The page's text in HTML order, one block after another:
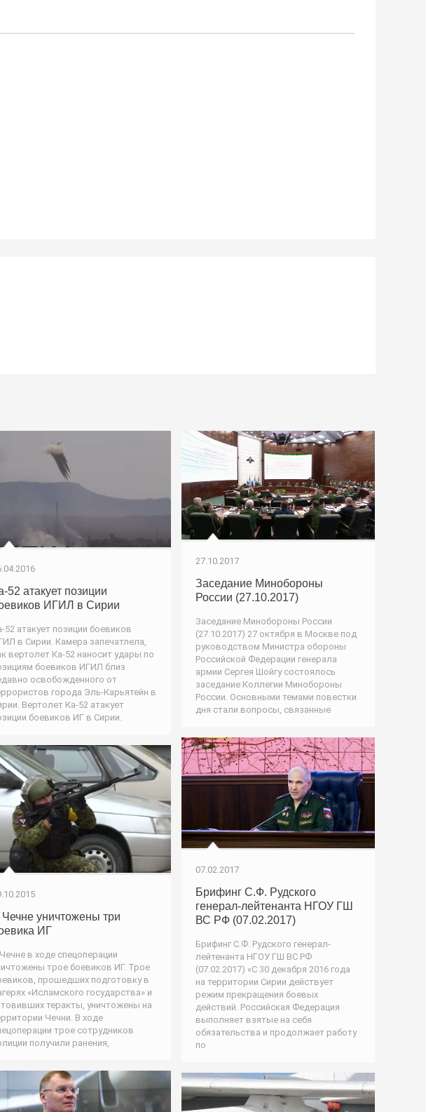
52 атакует позиции
ИГИЛ в Сирии
52 атакует позиции боевиков
в Сирии. Камера запечатлела,
вертолет Ка-52 наносит удары по
боевиков ИГИЛ близ
освобожденного от
города Эль-Карьятейн в
Вертолет Ка-52 атакует
боевиков ИГ в Сирии.
27.10.2017
Заседание Минобороны
России (27.10.2017)
Заседание Минобороны России
(27.10.2017) 27 октября в Москве под
руководством Министра обороны
Российской Федерации генерала
армии Сергея Шойгу состоялось
заседание Коллегии Минобороны
России. Основными темами повестки
дня стали вопросы, связанные
07.02.2017
Брифинг С.Ф. Рудского
генерал-лейтенанта НГОУ ГШ
ВС РФ (07.02.2017)
Брифинг С.Ф. Рудского генерал-
лейтенанта НГОУ ГШ ВС РФ
(07.02.2017) «С 30 декабря 2016 года
на территории Сирии действует
режим прекращения боевых
действий. Российская Федерация
выполняет взятые на себя
обязательства и продолжает работу
по
Чечне уничтожены три
ИГ
в ходе спецоперации
трое боевиков ИГ. Трое
прошедших подготовку в
«Исламского государства» и
теракты, уничтожены на
Чечни. В ходе
трое сотрудников
получили ранения,